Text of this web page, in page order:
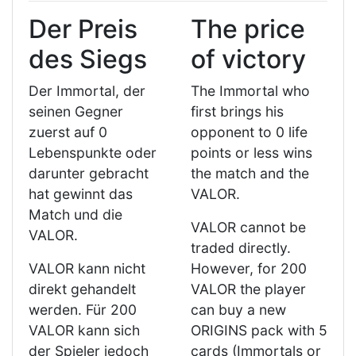
Der Preis
des Siegs
Der Immortal, der
seinen Gegner
zuerst auf 0
Lebenspunkte oder
darunter gebracht
hat gewinnt das
Match und die
VALOR.
VALOR kann nicht
direkt gehandelt
werden. Für 200
VALOR kann sich
der Spieler jedoch
The price
of victory
The Immortal who
first brings his
opponent to 0 life
points or less wins
the match and the
VALOR.
VALOR cannot be
traded directly.
However, for 200
VALOR the player
can buy a new
ORIGINS pack with 5
cards (Immortals or